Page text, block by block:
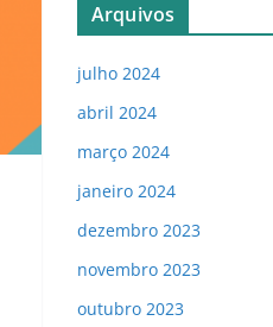
Arquivos
julho 2024
abril 2024
março 2024
janeiro 2024
dezembro 2023
novembro 2023
outubro 2023